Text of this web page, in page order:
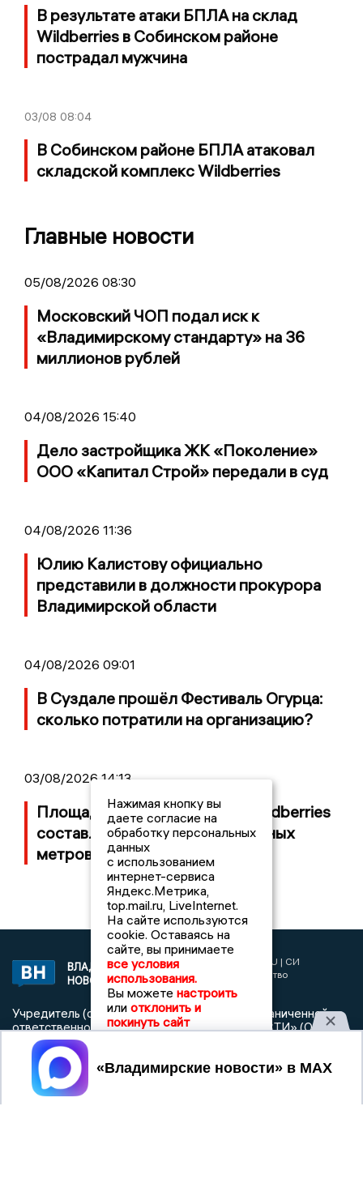
В результате атаки БПЛА на склад
Wildberries в Собинском районе
пострадал мужчина
03/08 08:04
В Собинском районе БПЛА атаковал
складской комплекс Wildberries
Главные новости
05/08/2026 08:30
Московский ЧОП подал иск к
«Владимирскому стандарту» на 36
миллионов рублей
04/08/2026 15:40
Дело застройщика ЖК «Поколение»
ООО «Капитал Строй» передали в суд
04/08/2026 11:36
Юлию Калистову официально
представили в должности прокурора
Владимирской области
04/08/2026 09:01
В Суздале прошёл Фестиваль Огурца:
сколько потратили на организацию?
03/08/2026 14:13
Площадь пожара на складе Wildberries
составляет 100 тысяч квадратных
метров
ВЛАДИМИРСКИЕ
НОВОСТИ
2017 © NEWSVLADIMIR.RU | СИ
«Информационное агентство
Владимирские новости»
Учредитель (соучредители): Общество с ограниченной
ответственностью «РЕГИОНАЛЬНЫЕ НОВОСТИ» (ОГРН
1107154017354)
Главный редактор: Мазов С. А.
Телефон редакции:
Нажимая кнопку вы
даете согласие на
обработку персональных
данных
с использованием
интернет-сервиса
Яндекс.Метрика,
top.mail.ru, LiveInternet.
На сайте используются
cookie. Оставаясь на
сайте, вы принимаете
все условия
использования.
Вы можете настроить
или отклонить и
покинуть сайт
Принять